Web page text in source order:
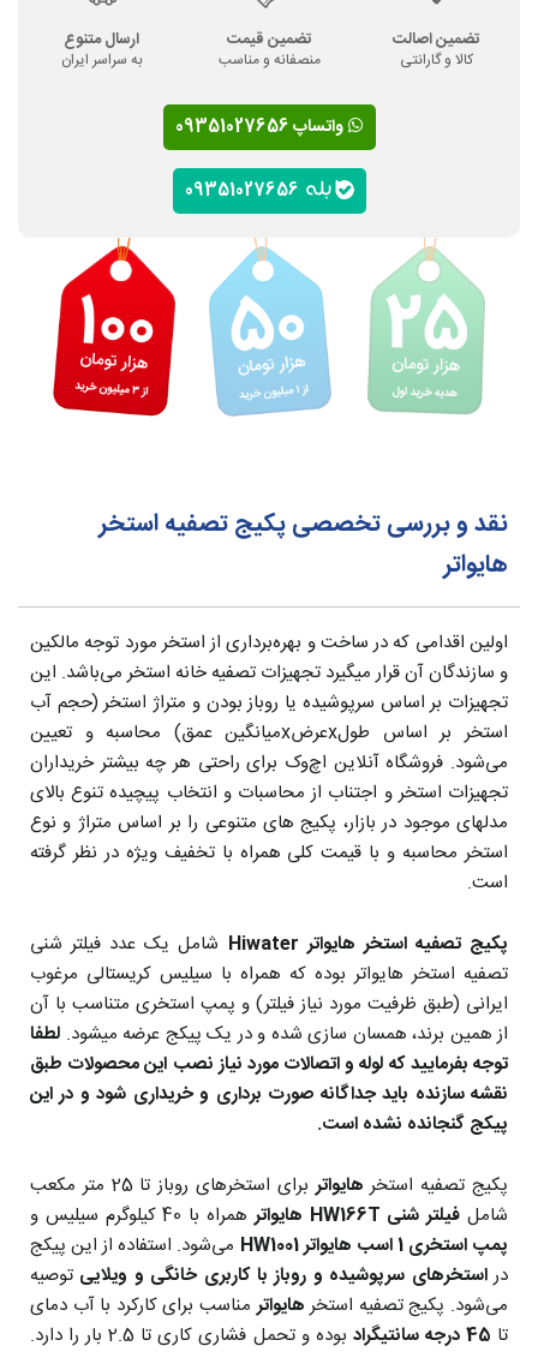
تضمین اصالت
کالا و گارانتی
تضمین قیمت
منصفانه و مناسب
ارسال متنوع
به سراسر ایران
واتساپ 09351027656
نقد و بررسی تخصصی پکیج تصفیه استخر
هایواتر
اولین اقدامی که در ساخت و بهره‌برداری از استخر مورد توجه مالکین
و سازندگان آن قرار میگیرد تجهیزات تصفیه خانه استخر می‌باشد. این
تجهیزات بر اساس سرپوشیده یا روباز بودن و متراژ استخر (حجم آب
استخر بر اساس طولxعرضxمیانگین عمق) محاسبه و تعیین
می‌شود. فروشگاه آنلاین اچ‌وک برای راحتی هر چه بیشتر خریداران
تجهیزات استخر و اجتناب از محاسبات و انتخاب پیچیده تنوع بالای
مدلهای موجود در بازار، پکیج های متنوعی را بر اساس متراژ و نوع
استخر محاسبه و با قیمت کلی همراه با تخفیف ویژه در نظر گرفته
است.
پکیج تصفیه استخر هایواتر Hiwater
شامل یک عدد فیلتر شنی
تصفیه استخر هایواتر بوده که همراه با سیلیس کریستالی مرغوب
ایرانی (طبق ظرفیت مورد نیاز فیلتر) و پمپ استخری متناسب با آن
از همین برند، همسان سازی شده و در یک پیکج عرضه میشود. لطفا
توجه بفرمایید که لوله و اتصالات مورد نیاز نصب این محصولات طبق
نقشه سازنده باید جداگانه صورت برداری و خریداری شود و در این
پیکج گنجانده نشده است.
پکیج تصفیه استخر هایواتر
برای استخرهای روباز تا 25 متر مکعب
شامل فیلتر شنی HW166T هایواتر
همراه با 40 کیلوگرم سیلیس و
پمپ استخری 1 اسب هایواتر HW1001
می‌شود. استفاده از این پیکج
دراستخرهای سرپوشیده و روباز با کاربری خانگی و ویلایی توصیه
می‌شود. پکیج تصفیه استخر هایواترمناسب برای کارکرد با آب دمای
تا 45 درجه سانتیگراد
بوده و تحمل فشاری کاری تا 2.5 بار را دارد.